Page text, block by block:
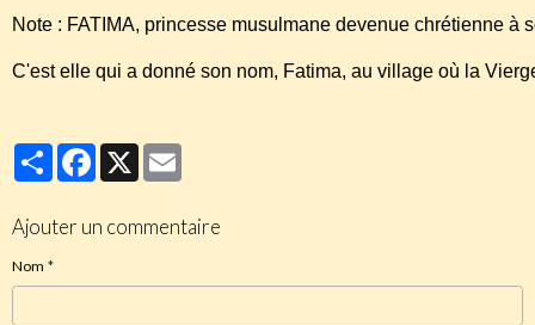
Note : FATIMA, princesse musulmane devenue chrétienne
C'est elle qui a donné son nom, Fatima, au village où la
PartagerFacebook
X
Ajouter un commentaire
Nom